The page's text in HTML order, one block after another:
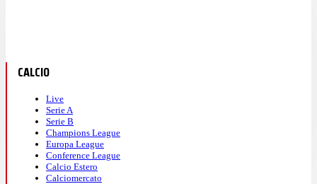
CALCIO
Live
Serie A
Serie B
Champions League
Europa League
Conference League
Calcio Estero
Calciomercato